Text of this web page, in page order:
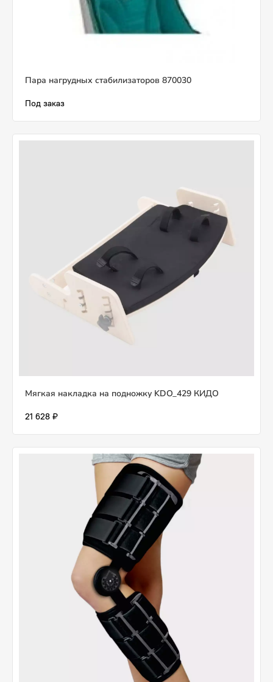
Пара нагрудных стабилизаторов 870030
Под заказ
Мягкая накладка на подножку KDO_429 КИДО
21 628 ₽